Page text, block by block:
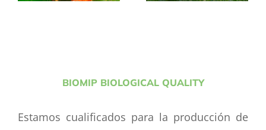
BIOMIP BIOLOGICAL QUALITY
Estamos cualificados para la producción de